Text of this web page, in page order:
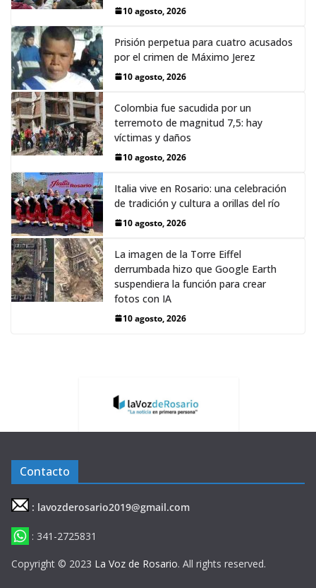
10 agosto, 2026
Prisión perpetua para cuatro acusados
por el crimen de Máximo Jerez
10 agosto, 2026
Colombia fue sacudida por un
terremoto de magnitud 7,5: hay
víctimas y daños
10 agosto, 2026
Italia vive en Rosario: una celebración
de tradición y cultura a orillas del río
10 agosto, 2026
La imagen de la Torre Eiffel
derrumbada hizo que Google Earth
suspendiera la función para crear
fotos con IA
10 agosto, 2026
Contacto
: lavozderosario2019@gmail.com
: 341-2725831
Copyright © 2023 La Voz de Rosario. All rights reserved.